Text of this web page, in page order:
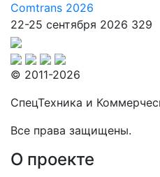
Comtrans 2026
22-25 сентября 2026 329
© 2011-2026
СпецТехника и
Все права защищены.
О проекте